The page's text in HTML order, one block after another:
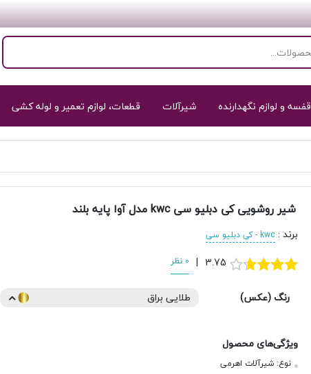
قفسه و لوازم نگهدارنده شیرآلات قطعات، لوازم تعمیر و لوله کشی
شیر روشویی کی دبلیو سی kwc مدل آوا پایه بلند
برند: kwc - کی دبلیو سی
3.75
| 0 نظر
رنگ (عکس) طلایی براق
ویژگی‌های محصول
نوع: شیرآلات اهرمی